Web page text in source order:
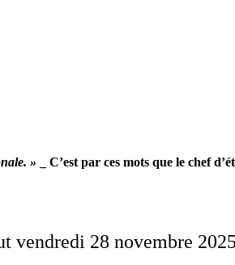
»
_ C’est par ces mots que le chef
vendredi 28 novembre 2025